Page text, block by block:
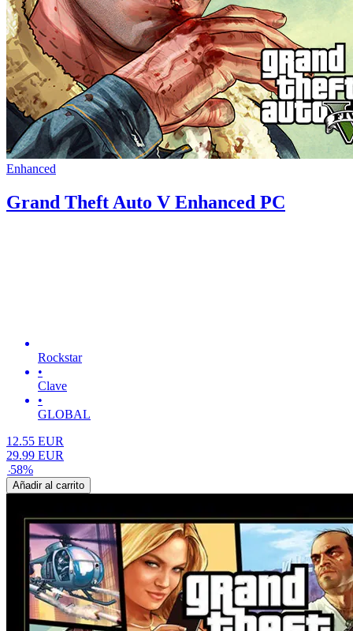
Enhanced
Grand Theft Auto V Enhanced PC
Rockstar
•
Clave
•
GLOBAL
12.55 EUR
29.99 EUR
-58%
Añadir al carrito